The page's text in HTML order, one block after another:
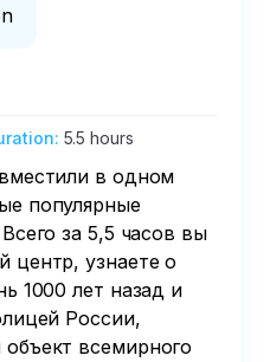
: 5.5 hours
в одном
популярные
за 5,5 часов вы
центр, узнаете о
1000 лет назад и
России,
всемирного